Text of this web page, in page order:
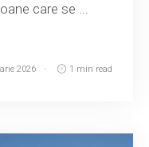
care se ...
2026 1 min read